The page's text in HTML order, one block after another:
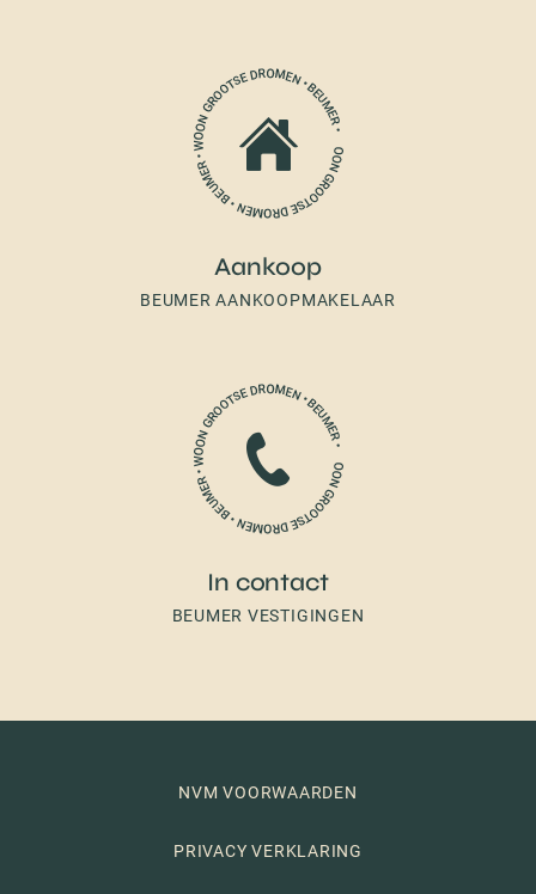
Aankoop
BEUMER AANKOOPMAKELAAR
In contact
BEUMER VESTIGINGEN
NVM VOORWAARDEN
PRIVACY VERKLARING